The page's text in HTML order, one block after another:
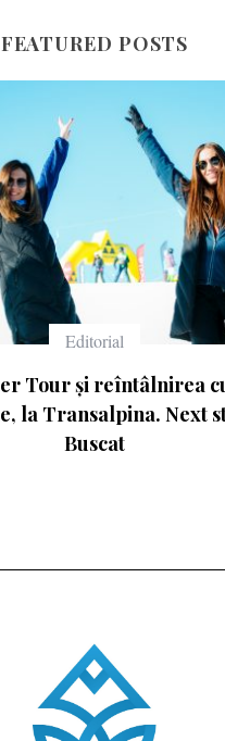
FEATURED POSTS
Echipament
Ce înseamnă